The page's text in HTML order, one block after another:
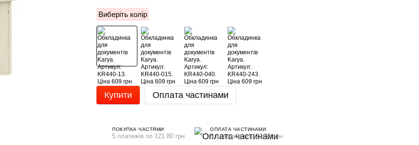
Виберіть колір
Купити Оплата частинами
ПОКУПКА ЧАСТЯМИ
5 платежів по 121.80 грн
ОПЛАТА ЧАСТИНАМИ
5 платежів по 121.80 грн